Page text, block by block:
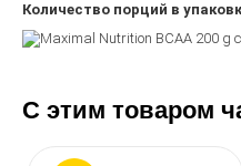
Количество порций в
С этим товаром